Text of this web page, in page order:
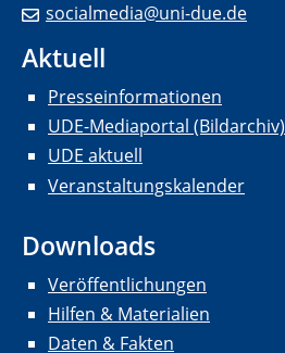
socialmedia@uni-due.de
Aktuell
Presseinformationen
UDE-Mediaportal (Bildarchiv)
UDE aktuell
Veranstaltungskalender
Downloads
Veröffentlichungen
Hilfen & Materialien
Daten & Fakten